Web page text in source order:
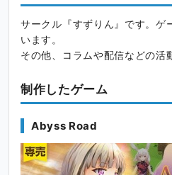
サークル『すずりん』です。ゲ
います。
その他、コラムや配信などの活
制作したゲーム
Abyss Road